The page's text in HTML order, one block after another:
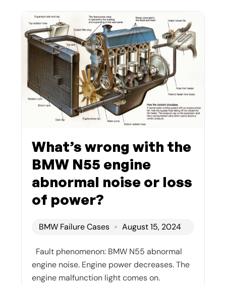
What’s wrong with the
BMW N55 engine
abnormal noise or loss
of power?
BMW Failure Cases August 15, 2024
Fault phenomenon: BMW N55 abnormal
engine noise. Engine power decreases. The
engine malfunction light comes on.